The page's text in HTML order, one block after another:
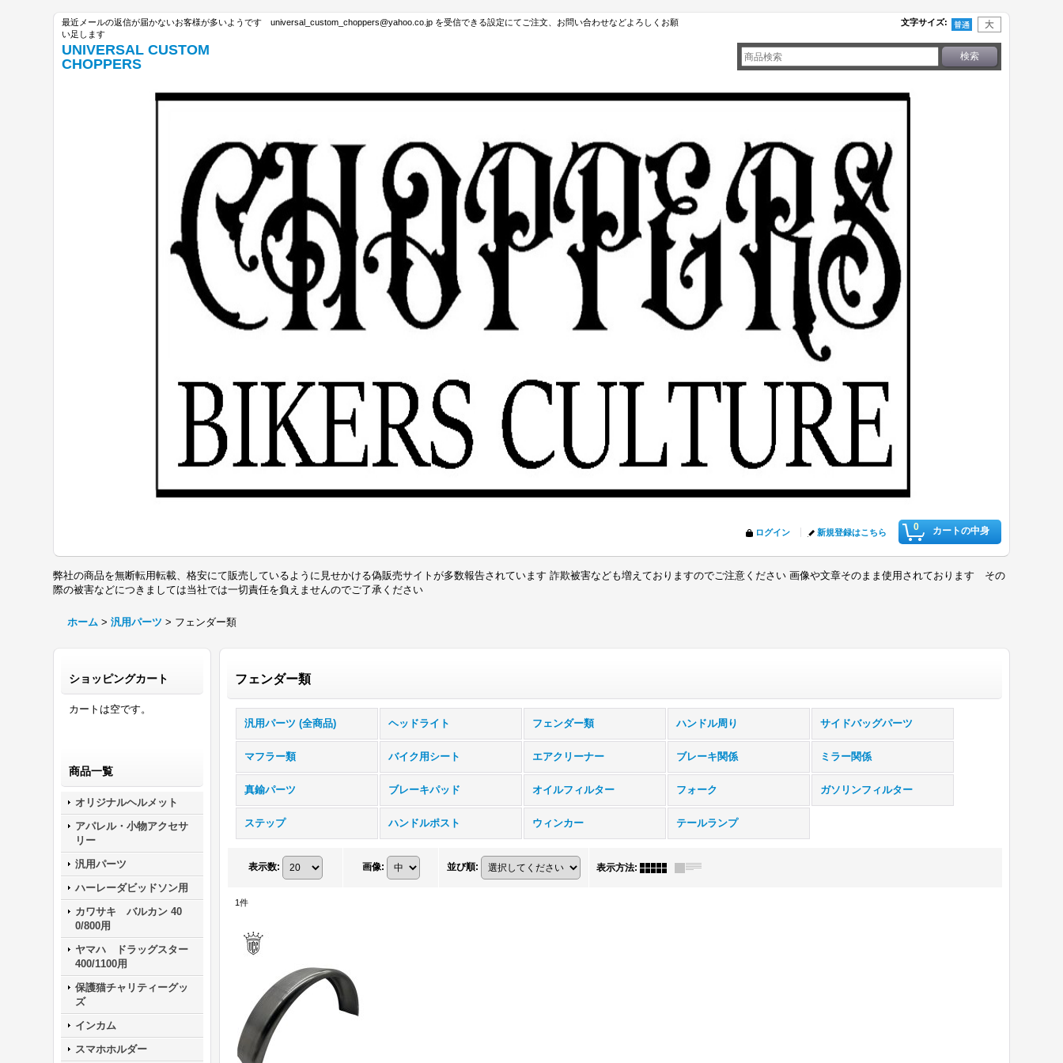
最近メールの返信が届かないお客様が多いようです universal_custom_choppers@yahoo.co.jp を受信できる設定にてご注文、お問い合わせなどよろしくお願
い足します
文字サイズ:
UNIVERSAL CUSTOM
CHOPPERS
0 カートの中身
ログイン 新規登録はこちら
弊社の商品を無断転用転載、格安にて販売しているように見せかける偽販売サイトが多数報告されています 詐欺被害なども増えておりますのでご注意ください 画像や文章そのまま使用されております その
際の被害などにつきましては当社では一切責任を負えませんのでご了承ください
ホーム > 汎用パーツ > フェンダー類
ショッピングカート
カートは空です。
商品一覧
オリジナルヘルメット
アパレル・小物アクセサ
リー
汎用パーツ
ハーレーダビッドソン用
カワサキ バルカン 40
0/800用
ヤマハ ドラッグスター
400/1100用
保護猫チャリティーグッ
ズ
インカム
スマホホルダー
フェンダー類
汎用パーツ (全商品) ヘッドライト フェンダー類 ハンドル周り サイドバッグパーツ
マフラー類 バイク用シート エアクリーナー ブレーキ関係 ミラー関係
真鍮パーツ ブレーキパッド オイルフィルター フォーク ガソリンフィルター
ステップ ハンドルポスト ウィンカー テールランプ
表示数: 画像: 並び順: 表示方法:
1件